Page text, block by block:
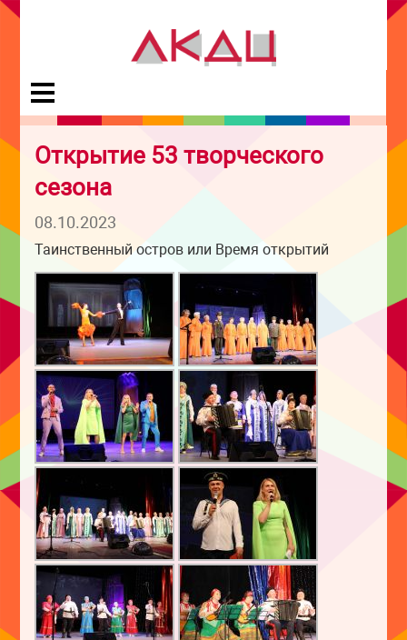
Открытие 53 творческого
сезона
08.10.2023
Таинственный остров или Время открытий